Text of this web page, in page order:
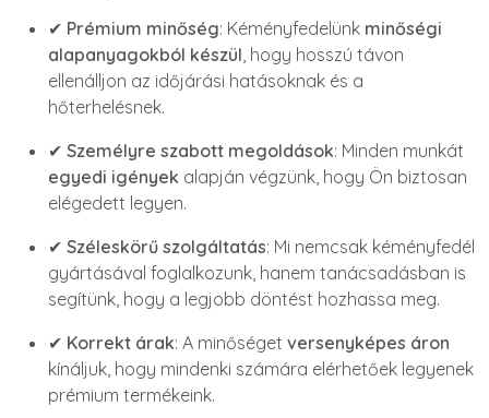
✔ Prémium minőség: Kéményfedelünk minőségi
alapanyagokból készül , hogy hosszú távon
ellenálljon az időjárási hatásoknak és a
hőterhelésnek.
✔ Személyre szabott megoldások: Minden munkát
egyedi igények alapján végzünk, hogy Ön biztosan
elégedett legyen.
✔ Széleskörű szolgáltatás: Mi nemcsak kéményfedél
gyártásával foglalkozunk, hanem tanácsadásban is
segítünk, hogy a legjobb döntést hozhassa meg.
✔ Korrekt árak: A minőséget versenyképes áron
kínáljuk, hogy mindenki számára elérhetőek legyenek
prémium termékeink.